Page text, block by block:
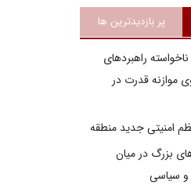
پر بازدیدترین ها
راهبردهای
موازنه قدرت در
امنیتی جدید منطقه
بزرگ در میان
سیاسی